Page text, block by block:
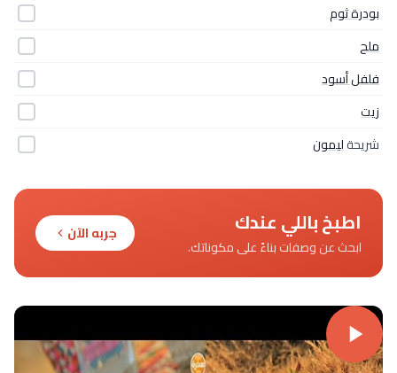
بودرة ثوم
ملح
فلفل أسود
زيت
شريحةليمون
اطبخ باللي عندك
ابحث عن وصفات بناءً على مكوناتك.
جربه الآن